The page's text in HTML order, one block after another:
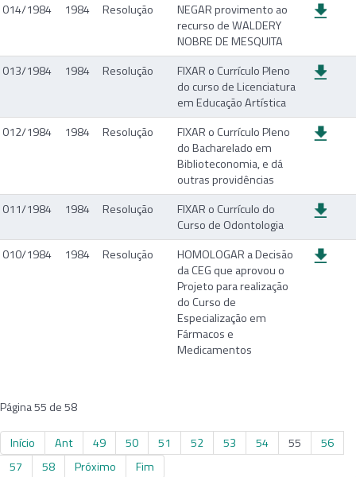
014/1984
1984 Resolução
NEGAR provimento ao
recurso de WALDERY
NOBRE DE MESQUITA
013/1984
1984 Resolução
FIXAR o Currículo Pleno
do curso de Licenciatura
em Educação Artística
012/1984
1984 Resolução
FIXAR o Currículo Pleno
do Bacharelado em
Biblioteconomia, e dá
outras providências
011/1984
1984 Resolução
FIXAR o Currículo do
Curso de Odontologia
010/1984
1984 Resolução
HOMOLOGAR a Decisão
da CEG que aprovou o
Projeto para realização
do Curso de
Especialização em
Fármacos e
Medicamentos
Página 55 de 58
Início Ant 49 50 51 52 53 54 55
56
57
58 Próximo Fim